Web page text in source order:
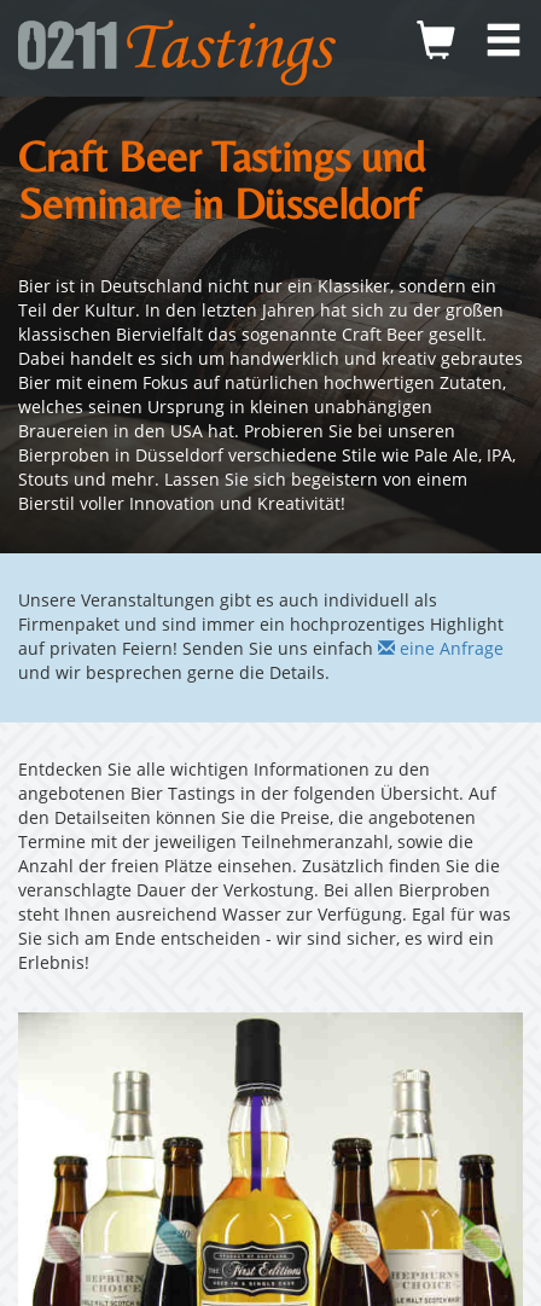
Craft Beer Tastings und
Seminare in Düsseldorf
Bier ist in Deutschland nicht nur ein Klassiker, sondern ein
Teil der Kultur. In den letzten Jahren hat sich zu der großen
klassischen Biervielfalt das sogenannte Craft Beer gesellt.
Dabei handelt es sich um handwerklich und kreativ gebrautes
Bier mit einem Fokus auf natürlichen hochwertigen Zutaten,
welches seinen Ursprung in kleinen unabhängigen
Brauereien in den USA hat. Probieren Sie bei unseren
Bierproben in Düsseldorf verschiedene Stile wie Pale Ale, IPA,
Stouts und mehr. Lassen Sie sich begeistern von einem
Bierstil voller Innovation und Kreativität!
Unsere Veranstaltungen gibt es auch individuell als
Firmenpaket und sind immer ein hochprozentiges Highlight
auf privaten Feiern! Senden Sie uns einfach
eine Anfrage
und wir besprechen gerne die Details.
Entdecken Sie alle wichtigen Informationen zu den
angebotenen Bier Tastings in der folgenden Übersicht. Auf
den Detailseiten können Sie die Preise, die angebotenen
Termine mit der jeweiligen Teilnehmeranzahl, sowie die
Anzahl der freien Plätze einsehen. Zusätzlich finden Sie die
veranschlagte Dauer der Verkostung. Bei allen Bierproben
steht Ihnen ausreichend Wasser zur Verfügung. Egal für was
Sie sich am Ende entscheiden - wir sind sicher, es wird ein
Erlebnis!